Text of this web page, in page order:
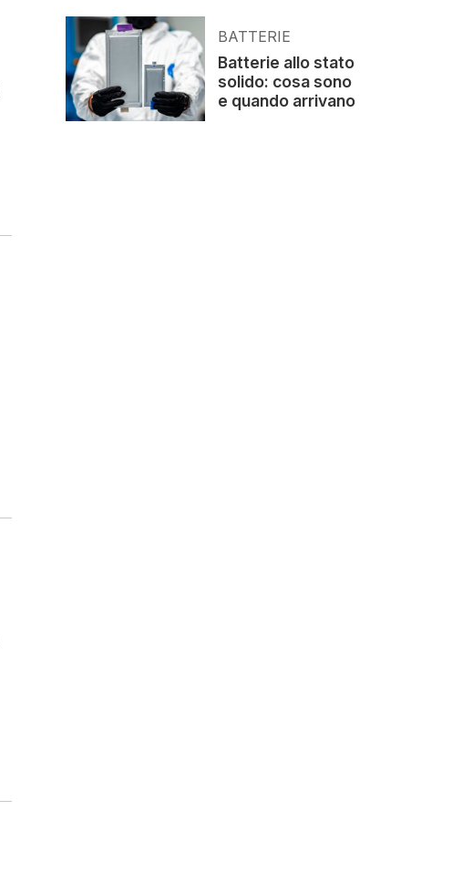
BATTERIE
Batterie allo stato
solido: cosa sono
e quando arrivano